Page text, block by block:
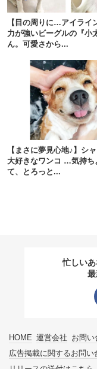
【目の周りに…アイライ
力が強いビーグルの『小
ん。可愛さから...
【まさに夢見心地♪】シ
大好きなワンコ …気持ち
て、とろっと...
忙しい
HOME 運営会社 お問い
広告掲載に関するお問い